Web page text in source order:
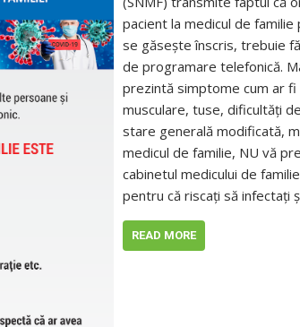
pacient la medicul de familie
se găsește înscris, trebuie
de programare telefonică.
prezintă simptome cum ar
musculare, tuse, dificultăți
stare generală modificată,
medicul de familie, NU vă
cabinetul medicului de
pentru că riscați să infectați
READ MORE